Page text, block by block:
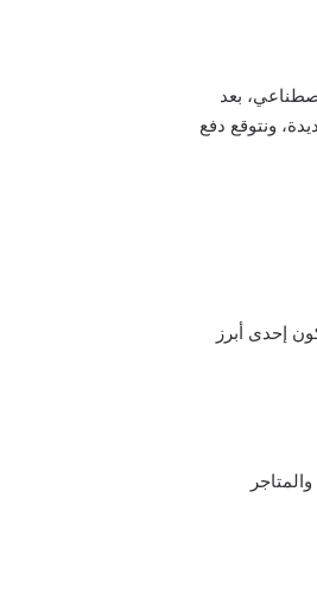
لبرنامج الذكاء الاصطناعي، بعد
ونتوقع دفع
إحدى أبرز